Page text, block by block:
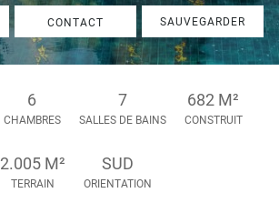
CONTACT SAUVEGARDER
6
CHAMBRES
7
SALLES DE BAINS
682 M²
CONSTRUIT
2.005 M²
TERRAIN
SUD
ORIENTATION